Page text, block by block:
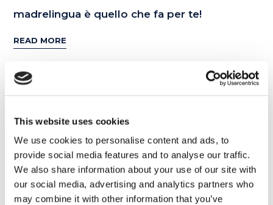
This website uses cookies
We use cookies to personalise content and ads, to
provide social media features and to analyse our traffic.
We also share information about your use of our site with
our social media, advertising and analytics partners who
may combine it with other information that you’ve
madrelingua è quello che fa per te!
READ MORE
06
MAR